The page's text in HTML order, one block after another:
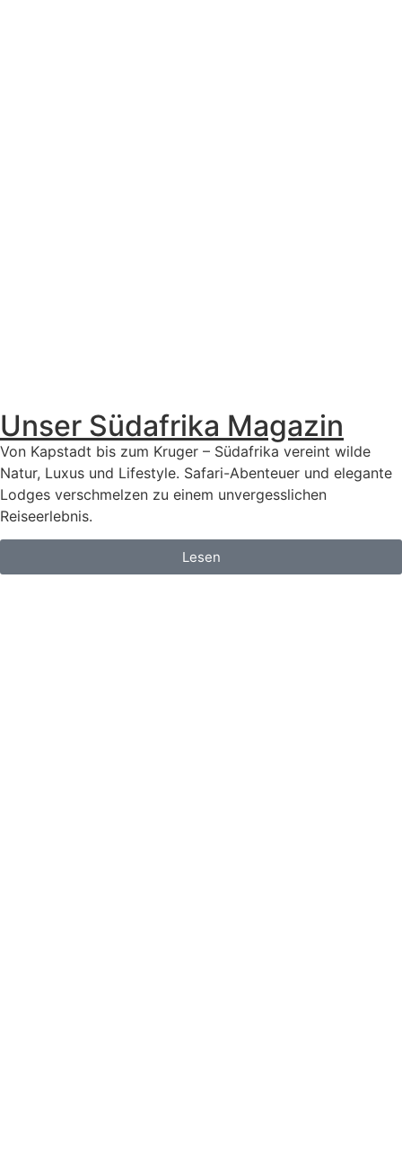
Unser Südafrika Magazin
Von Kapstadt bis zum Kruger – Südafrika vereint wilde
Natur, Luxus und Lifestyle. Safari-Abenteuer und elegante
Lodges verschmelzen zu einem unvergesslichen
Reiseerlebnis.
Lesen